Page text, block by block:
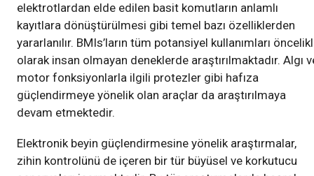
elektrotlardan elde edilen basit komutların anlamlı
kayıtlara dönüştürülmesi gibi temel bazı özelliklerden
yararlanılır. BMIs’ların tüm potansiyel kullanımları
olarak insan olmayan deneklerde araştırılmaktadır. Algı
motor fonksiyonlarla ilgili protezler gibi hafıza
güçlendirmeye yönelik olan araçlar da araştırılmaya
devam etmektedir.
Elektronik beyin güçlendirmesine yönelik araştırmalar,
zihin kontrolünü de içeren bir tür büyüsel ve korkutucu